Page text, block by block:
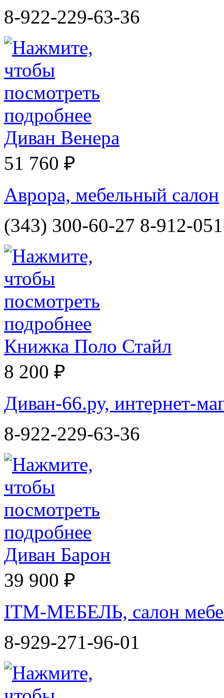
8-922-229-63-36
Диван Венера
51 760 ₽
Аврора, мебельный салон
(343) 300-60-27 8-912-
Книжка Поло Стайл
8 200 ₽
Диван-66.ру, интернет-
8-922-229-63-36
Диван Барон
39 900 ₽
ITM-МЕБЕЛЬ, салон
8-929-271-96-01